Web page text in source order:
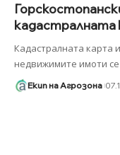
кадастралната
Кадастралната карта
недвижимите имоти
Екип на Агрозона